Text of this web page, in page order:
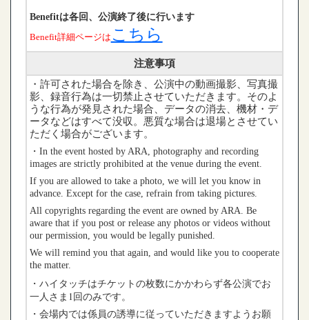
Benefitは各回、公演終了後に行います
Benefit詳細ページは こちら
注意事項
・許可された場合を除き、公演中の動画撮影、写真撮
影、録音行為は一切禁止させていただきます。そのよ
うな行為が発見された場合、データの消去、機材・デ
ータなどはすべて没収。悪質な場合は退場とさせてい
ただく場合がございます。
・In the event hosted by ARA, photography and recording
images are strictly prohibited at the venue during the event.
If you are allowed to take a photo, we will let you know in
advance. Except for the case, refrain from taking pictures.
All copyrights regarding the event are owned by ARA. Be
aware that if you post or release any photos or videos without
our permission, you would be legally punished.
We will remind you that again, and would like you to cooperate
the matter.
・ ハイタッチはチケットの枚数にかかわらず各公演でお
一人さま1回のみです。
・会場内では係員の誘導に従っていただきますようお願